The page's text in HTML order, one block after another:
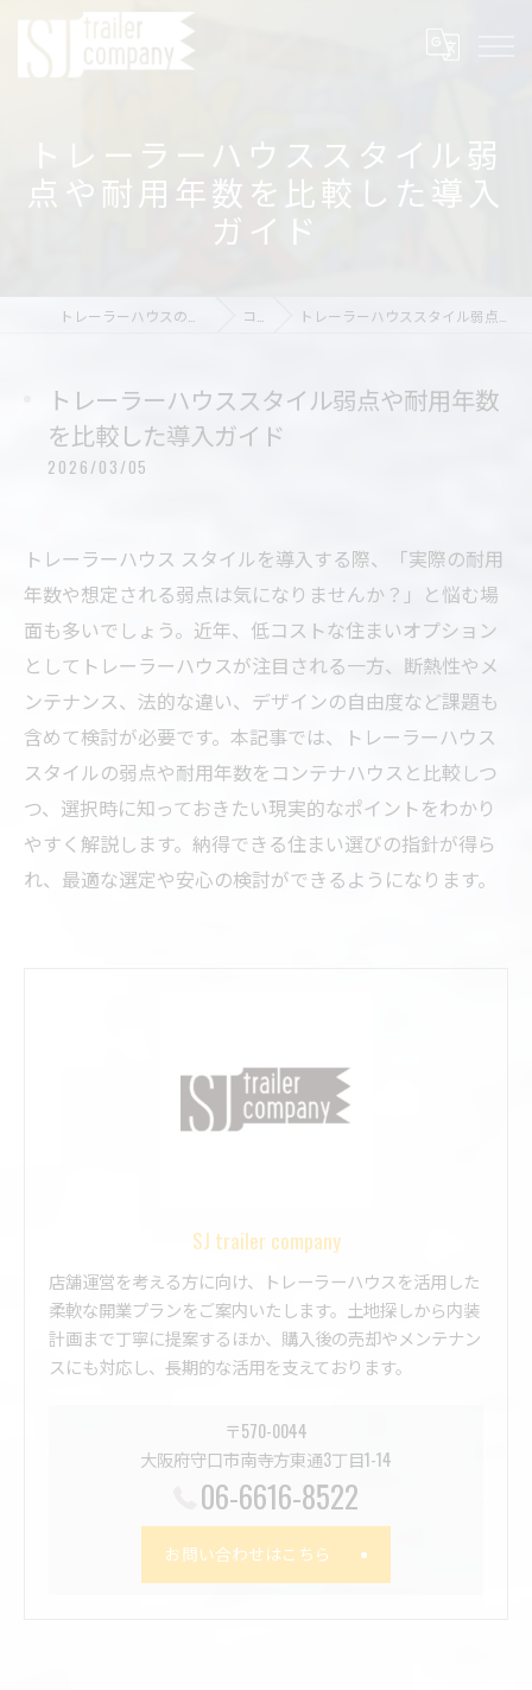
トレーラーハウススタイル弱
点や耐用年数を比較した導入
ガイド
コラム トレーラーハウススタイル弱点や耐用年数を比較した導入ガイド
トレーラーハウススタイル弱点や耐用年数
を比較した導入ガイド
2026/03/05
トレーラーハウス スタイルを導入する際、「実際の耐用
年数や想定される弱点は気になりませんか？」と悩む場
面も多いでしょう。近年、低コストな住まいオプション
としてトレーラーハウスが注目される一方、断熱性やメ
ンテナンス、法的な違い、デザインの自由度など課題も
含めて検討が必要です。本記事では、トレーラーハウス
スタイルの弱点や耐用年数をコンテナハウスと比較しつ
つ、選択時に知っておきたい現実的なポイントをわかり
やすく解説します。納得できる住まい選びの指針が得ら
れ、最適な選定や安心の検討ができるようになります。
SJ trailer company
店舗運営を考える方に向け、トレーラーハウスを活用した
柔軟な開業プランをご案内いたします。土地探しから内装
計画まで丁寧に提案するほか、購入後の売却やメンテナン
スにも対応し、長期的な活用を支えております。
〒570-0044
大阪府守口市南寺方東通3丁目1-14
06-6616-8522
お問い合わせはこちら